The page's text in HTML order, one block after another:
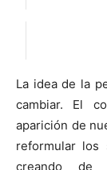
La idea de la
cambiar. El
aparición de
reformular los
creando de